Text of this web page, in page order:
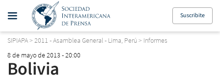
Suscribite
SIPIAPA> 2011 - Asamblea General - Lima, Perú > Informes
8 de mayo de 2013 - 20:00
Bolivia